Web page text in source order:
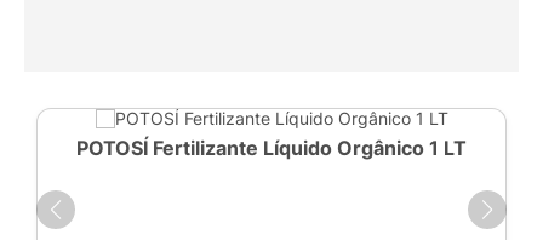
POTOSÍ Fertilizante Líquido Orgânico 1 LT